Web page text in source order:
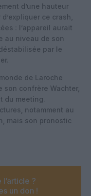
d’une hauteur
ce crash,
: l’appareil aurait
au niveau de son
par le
de Laroche
confrère Wachter,
du meeting.
notamment au
mais son pronostic
?
un don !